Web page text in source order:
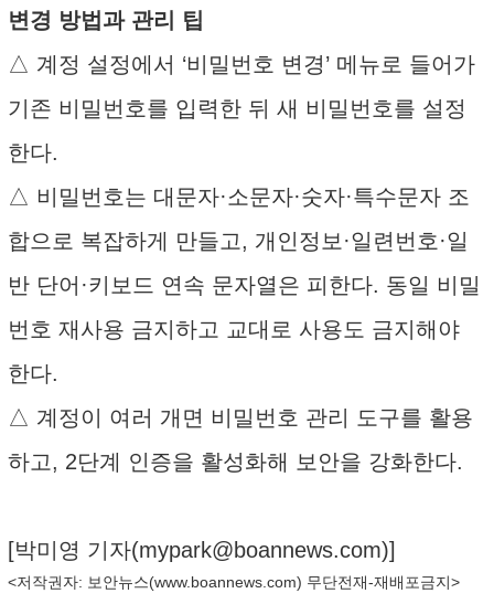
변경 방법과 관리 팁
△ 계정 설정에서 ‘비밀번호 변경’ 메뉴로 들어가
기존 비밀번호를 입력한 뒤 새 비밀번호를 설정
한다.
△ 비밀번호는 대문자·소문자·숫자·특수문자 조
합으로 복잡하게 만들고, 개인정보·일련번호·일
반 단어·키보드 연속 문자열은 피한다. 동일 비밀
번호 재사용 금지하고 교대로 사용도 금지해야
한다.
△ 계정이 여러 개면 비밀번호 관리 도구를 활용
하고, 2단계 인증을 활성화해 보안을 강화한다.
[박미영 기자(mypark@boannews.com)]
<저작권자: 보안뉴스(www.boannews.com) 무단전재-재배포금지>